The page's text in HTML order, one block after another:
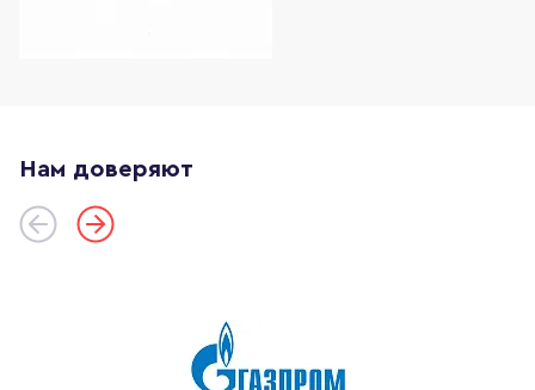
Нам доверяют